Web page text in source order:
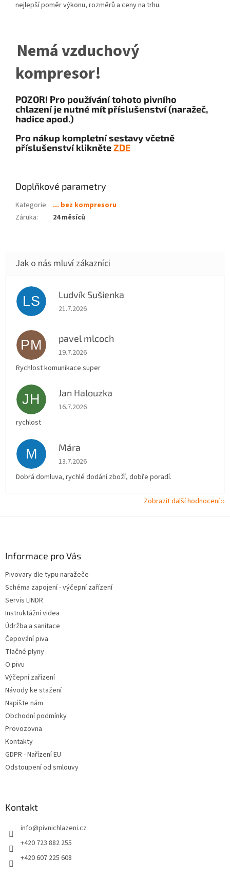
nejlepší poměr výkonu, rozměrů a ceny na trhu.
Nemá vzduchový
kompresor!
POZOR! Pro používání tohoto pivního
chlazení je nutné mít příslušenství (naražeč,
hadice apod.)
Pro nákup kompletní sestavy včetně
příslušenství klikněteZDE
Doplňkové parametry
Kategorie: ... bez kompresoru
Záruka: 24 měsíců
LS Ludvík Sušienka
Hodnocení obchodu je 5 z 5 hvězdiček.
21.7.2026
PM pavel mlcoch
Hodnocení obchodu je 5 z 5 hvězdiček.
19.7.2026
Rychlost komunikace super
JH Jan Halouzka
Hodnocení obchodu je 5 z 5 hvězdiček.
16.7.2026
rychlost
M Mára
Hodnocení obchodu je 5 z 5 hvězdiček.
13.7.2026
Dobrá domluva, rychlé dodání zboží, dobře poradí.
Zobrazit další hodnocení
Informace pro Vás
Pivovary dle typu naražeče
Schéma zapojení - výčepní zařízení
Servis LINDR
Instruktážní videa
Údržba a sanitace
Čepování piva
Tlačné plyny
O pivu
Výčepní zařízení
Návody ke stažení
Napište nám
Obchodní podmínky
Provozovna
Kontakty
GDPR - Nařízení EU
Odstoupení od smlouvy
Kontakt
info@pivnichlazeni.cz
+420 723 882 255
+420 607 225 608